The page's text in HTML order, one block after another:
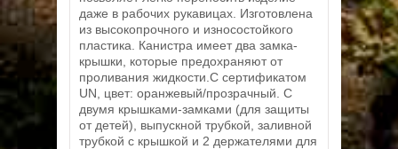
даже в рабочих рукавицах. Изготовлена
из высокопрочного и износостойкого
пластика. Канистра имеет два замка-
крышки, которые предохраняют от
проливания жидкости.С сертификатом
UN, цвет: оранжевый/прозрачный. С
двумя крышками-замками (для защиты
от детей), выпускной трубкой, заливной
трубкой с крышкой и 2 держателями для